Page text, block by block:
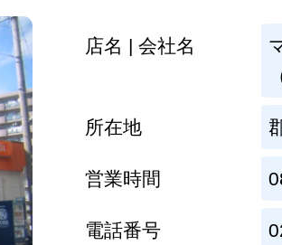
店名 | 会社名
所在地
営業時間
電話番号